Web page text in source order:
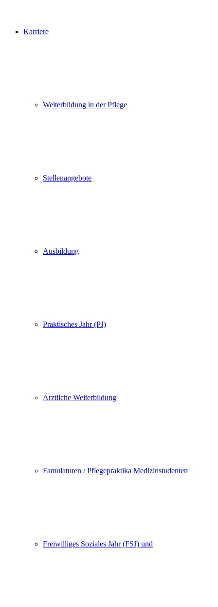
Karriere
Weiterbildung in der Pflege
Stellenangebote
Ausbildung
Praktisches Jahr (PJ)
Ärztliche Weiterbildung
Famulaturen / Pflegepraktika Medizinstudenten
Freiwilliges Soziales Jahr (FSJ) und